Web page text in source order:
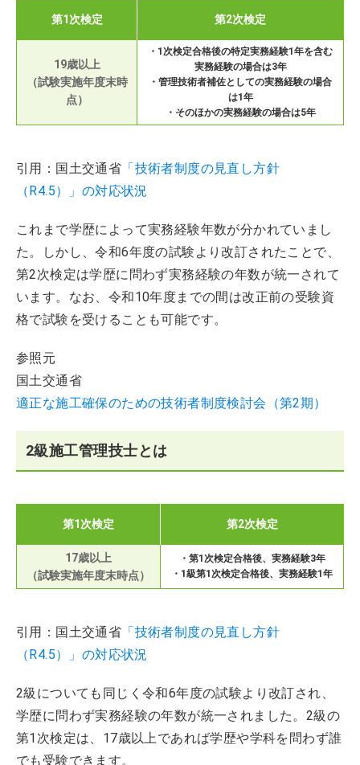
第1次検定 第2次検定
19歳以上
（試験実施年度末時
点）
・1次検定合格後の特定実務経験1年を含む
実務経験の場合は3年
・管理技術者補佐としての実務経験の場合
は1年
・そのほかの実務経験の場合は5年
引用：国土交通省 「技術者制度の見直し方針
（R4.5）」の対応状況
これまで学歴によって実務経験年数が分かれていまし
た。しかし、令和6年度の試験より改訂されたことで、
第2次検定は学歴に問わず実務経験の年数が統一されて
います。なお、令和10年度までの間は改正前の受験資
格で試験を受けることも可能です。
参照元
国土交通省
適正な施工確保のための技術者制度検討会（第2期）
2級施工管理技士とは
第1次検定 第2次検定
17歳以上
（試験実施年度末時点）
・第1次検定合格後、実務経験3年
・1級第1次検定合格後、実務経験1年
引用：国土交通省 「技術者制度の見直し方針
（R4.5）」の対応状況
2級についても同じく令和6年度の試験より改訂され、
学歴に問わず実務経験の年数が統一されました。2級の
第1次検定は、17歳以上であれば学歴や学科を問わず誰
でも受験できます。